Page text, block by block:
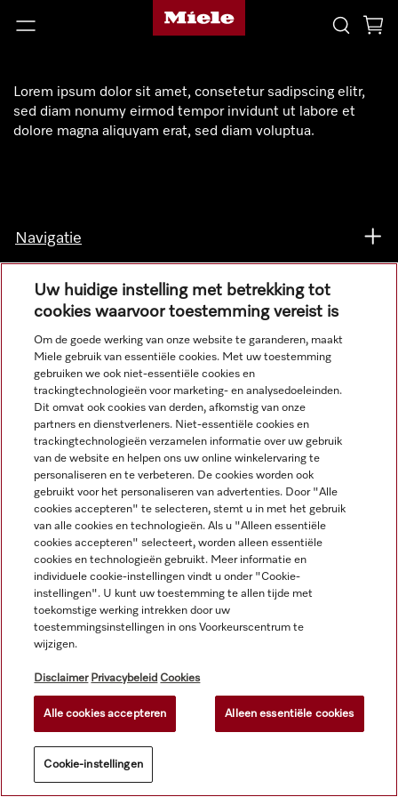
Lorem ipsum dolor sit amet, consetetur sadipscing elitr,
sed diam nonumy eirmod tempor invidunt ut labore et
dolore magna aliquyam erat, sed diam voluptua.
Navigatie
Service
Alle productprijzen plus BTW; levering altijd zonder
decoratiemateriaal.
© Miele & Cie. KG.
Uw huidige instelling met betrekking tot
cookies waarvoor toestemming vereist is
Om de goede werking van onze website te garanderen, maakt
Miele gebruik van essentiële cookies. Met uw toestemming
gebruiken we ook niet-essentiële cookies en
trackingtechnologieën voor marketing- en analysedoeleinden.
Dit omvat ook cookies van derden, afkomstig van onze
partners en dienstverleners. Niet-essentiële cookies en
trackingtechnologieën verzamelen informatie over uw gebruik
van de website en helpen ons uw online winkelervaring te
personaliseren en te verbeteren. De cookies worden ook
gebruikt voor het personaliseren van advertenties. Door "Alle
cookies accepteren" te selecteren, stemt u in met het gebruik
van alle cookies en technologieën. Als u "Alleen essentiële
cookies accepteren" selecteert, worden alleen essentiële
cookies en technologieën gebruikt. Meer informatie en
individuele cookie-instellingen vindt u onder "Cookie-
instellingen". U kunt uw toestemming te allen tijde met
toekomstige werking intrekken door uw
toestemmingsinstellingen in ons Voorkeurscentrum te
wijzigen.
Disclaimer Privacybeleid Cookies
Alle cookies accepteren Alleen essentiële cookies
Cookie-instellingen